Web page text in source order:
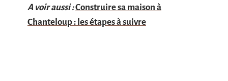
A voir aussi :Construire sa maison à
Chanteloup : les étapes à suivre